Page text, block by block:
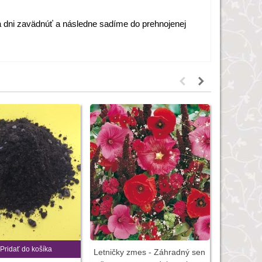
zavädnúť a následne sadíme do prehnojenej
Pridať do košíka
Letničky zmes - Záhradný sen